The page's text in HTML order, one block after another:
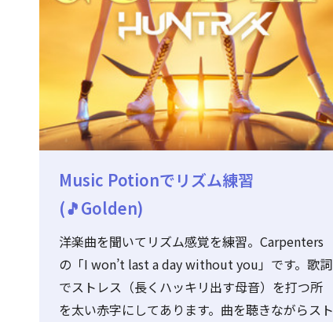
Music Potionでリズム練習
(🎵Golden)
洋楽曲を聞いてリズム感覚を練習。Carpenters
の「I won’t last a day without you」です。歌詞
でストレス（長くハッキリ出す母音）を打つ所
を太い赤字にしてあります。曲を聴きながらスト